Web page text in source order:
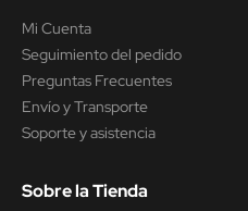
Mi Cuenta
Seguimiento del pedido
Preguntas Frecuentes
Envío y Transporte
Soporte y asistencia
Sobre la Tienda